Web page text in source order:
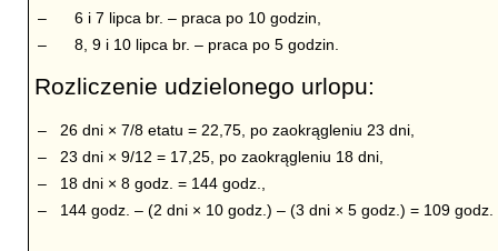
–
6 i 7 lipca br. – praca po 10 godzin,
–
8, 9 i 10 lipca br. – praca po 5 godzin.
Rozliczenie udzielonego urlopu:
–
26 dni × 7/8 etatu = 22,75, po zaokrągleniu 23 dni,
–
23 dni × 9/12 = 17,25, po zaokrągleniu 18 dni,
–
18 dni × 8 godz. = 144 godz.,
–
144 godz. – (2 dni × 10 godz.) – (3 dni × 5 godz.) = 109 godz.